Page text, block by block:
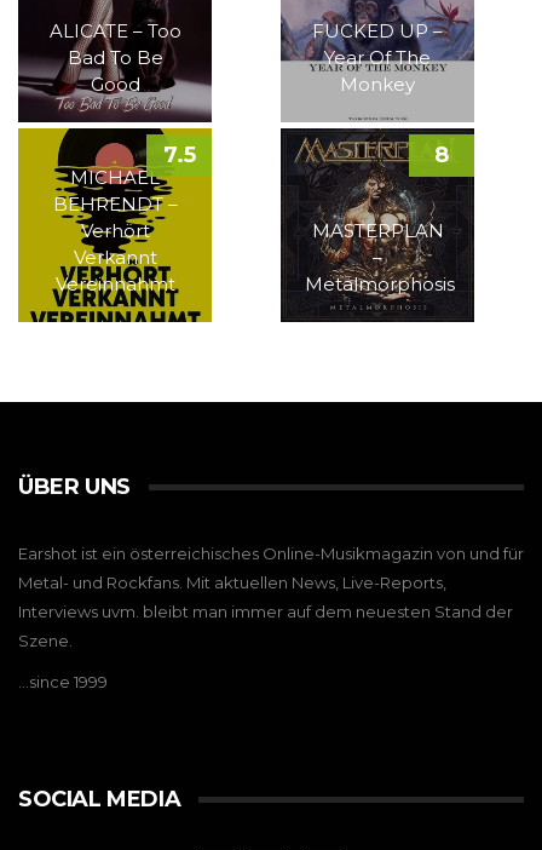
ALICATE – Too
Bad To Be
Good
FUCKED UP –
Year Of The
Monkey
MICHAEL
BEHRENDT –
Verhört
Verkannt
Vereinnahmt
7.5
MASTERPLAN
–
Metalmorphosis
8
ÜBER UNS
Earshot ist ein österreichisches Online-Musikmagazin von und für
Metal- und Rockfans. Mit aktuellen News, Live-Reports,
Interviews uvm. bleibt man immer auf dem neuesten Stand der
Szene.
…since 1999
SOCIAL MEDIA